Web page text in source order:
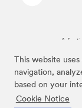
This website
navigation,
based on your
Cookie Notice
A